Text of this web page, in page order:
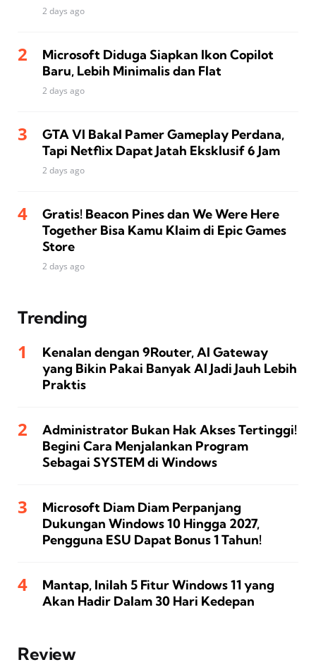
2 days ago
Microsoft Diduga Siapkan Ikon Copilot
Baru, Lebih Minimalis dan Flat
2 days ago
GTA VI Bakal Pamer Gameplay Perdana,
Tapi Netflix Dapat Jatah Eksklusif 6 Jam
2 days ago
Gratis! Beacon Pines dan We Were Here
Together Bisa Kamu Klaim di Epic Games
Store
2 days ago
Trending
Kenalan dengan 9Router, AI Gateway
yang Bikin Pakai Banyak AI Jadi Jauh Lebih
Praktis
Administrator Bukan Hak Akses Tertinggi!
Begini Cara Menjalankan Program
Sebagai SYSTEM di Windows
Microsoft Diam Diam Perpanjang
Dukungan Windows 10 Hingga 2027,
Pengguna ESU Dapat Bonus 1 Tahun!
Mantap, Inilah 5 Fitur Windows 11 yang
Akan Hadir Dalam 30 Hari Kedepan
Review